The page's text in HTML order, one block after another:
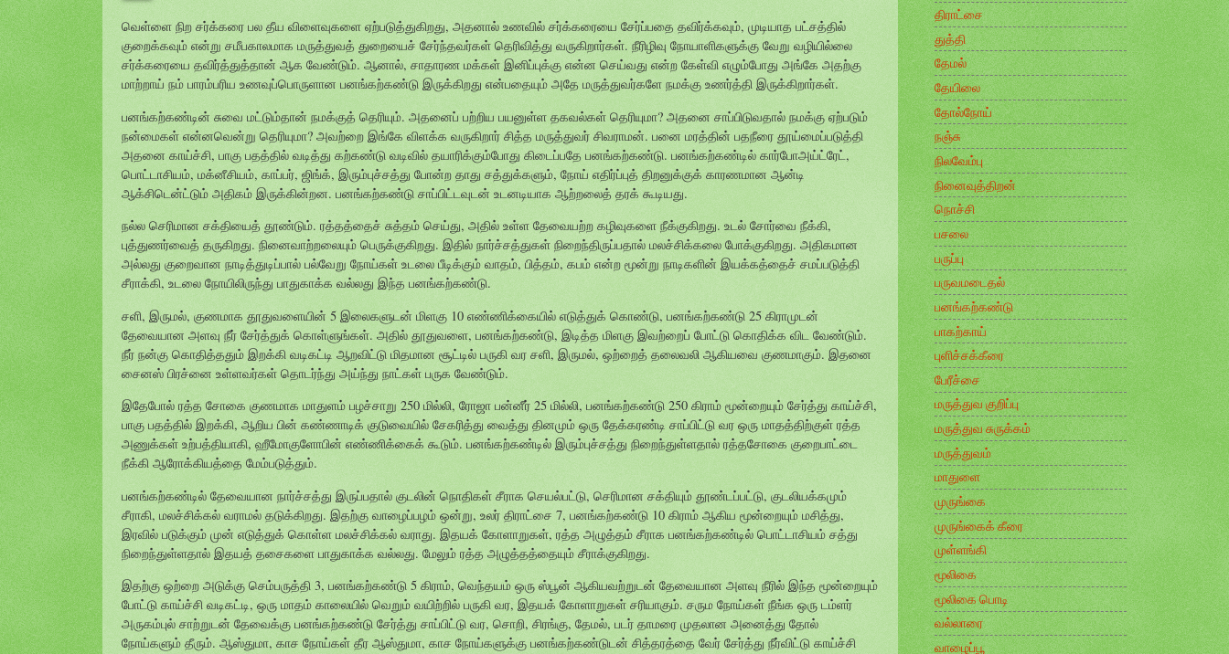
வெள்ளை நிற சர்க்கரை பல தீய விளைவுகளை ஏற்படுத்துகிறது, அதனால் உணவில் சர்க்கரையை சேர்ப்பதை தவிர்க்கவும், முடியாத பட்சத்தில்
குறைக்கவும் என்று சமீபகாலமாக மருத்துவத் துறையைச் சேர்ந்தவர்கள் தெரிவித்து வருகிறார்கள். நீரிழிவு நோயாளிகளுக்கு வேறு வழியில்லை
சர்க்கரையை தவிர்த்துத்தான் ஆக வேண்டும். ஆனால், சாதாரண மக்கள் இனிப்புக்கு என்ன செய்வது என்ற கேள்வி எழும்போது அங்கே அதற்கு
மாற்றாய் நம் பாரம்பரிய உணவுப்பொருளான பனங்கற்கண்டு இருக்கிறது என்பதையும் அதே மருத்துவர்களே நமக்கு உணர்த்தி இருக்கிறார்கள்.
பனங்கற்கண்டின் சுவை மட்டும்தான் நமக்குத் தெரியும். அதனைப் பற்றிய பயனுள்ள தகவல்கள் தெரியுமா? அதனை சாப்பிடுவதால் நமக்கு ஏற்படும்
நன்மைகள் என்னவென்று தெரியுமா? அவற்றை இங்கே விளக்க வருகிறார் சித்த மருத்துவர் சிவராமன். பனை மரத்தின் பதநீரை தூய்மைப்படுத்தி
அதனை காய்ச்சி, பாகு பதத்தில் வடித்து கற்கண்டு வடிவில் தயாரிக்கும்போது கிடைப்பதே பனங்கற்கண்டு. பனங்கற்கண்டில் கார்போஅய்ட்ரேட்,
பொட்டாசியம், மக்னீசியம், காப்பர், ஜிங்க், இரும்புச்சத்து போன்ற தாது சத்துக்களும், நோய் எதிர்ப்புத் திறனுக்குக் காரணமான ஆன்டி
ஆக்சிடென்ட்டும் அதிகம் இருக்கின்றன. பனங்கற்கண்டு சாப்பிட்டவுடன் உடனடியாக ஆற்றலைத் தரக் கூடியது.
நல்ல செரிமான சக்தியைத் தூண்டும். ரத்தத்தைச் சுத்தம் செய்து, அதில் உள்ள தேவையற்ற கழிவுகளை நீக்குகிறது. உடல் சோர்வை நீக்கி,
புத்துணர்வைத் தருகிறது. நினைவாற்றலையும் பெருக்குகிறது. இதில் நார்ச்சத்துகள் நிறைந்திருப்பதால் மலச்சிக்கலை போக்குகிறது. அதிகமான
அல்லது குறைவான நாடித்துடிப்பால் பல்வேறு நோய்கள் உடலை பீடிக்கும் வாதம், பித்தம், கபம் என்ற மூன்று நாடிகளின் இயக்கத்தைச் சமப்படுத்தி
சீராக்கி, உடலை நோயிலிருந்து பாதுகாக்க வல்லது இந்த பனங்கற்கண்டு.
சளி, இருமல், குணமாக தூதுவளையின் 5 இலைகளுடன் மிளகு 10 எண்ணிக்கையில் எடுத்துக் கொண்டு, பனங்கற்கண்டு 25 கிராமுடன்
தேவையான அளவு நீர் சேர்த்துக் கொள்ளுங்கள். அதில் தூதுவளை, பனங்கற்கண்டு, இடித்த மிளகு இவற்றைப் போட்டு கொதிக்க விட வேண்டும்.
நீர் நன்கு கொதித்ததும் இறக்கி வடிகட்டி ஆறவிட்டு மிதமான சூட்டில் பருகி வர சளி, இருமல், ஒற்றைத் தலைவலி ஆகியவை குணமாகும். இதனை
சைனஸ் பிரச்னை உள்ளவர்கள் தொடர்ந்து அய்ந்து நாட்கள் பருக வேண்டும்.
இதேபோல் ரத்த சோகை குணமாக மாதுளம் பழச்சாறு 250 மில்லி, ரோஜா பன்னீர் 25 மில்லி, பனங்கற்கண்டு 250 கிராம் மூன்றையும் சேர்த்து காய்ச்சி,
பாகு பதத்தில் இறக்கி, ஆறிய பின் கண்ணாடிக் குடுவையில் சேகரித்து வைத்து தினமும் ஒரு தேக்கரண்டி சாப்பிட்டு வர ஒரு மாதத்திற்குள் ரத்த
அணுக்கள் உற்பத்தியாகி, ஹீமோகுளோபின் எண்ணிக்கைக் கூடும். பனங்கற்கண்டில் இரும்புச்சத்து நிறைந்துள்ளதால் ரத்தசோகை குறைபாட்டை
நீக்கி ஆரோக்கியத்தை மேம்படுத்தும்.
பனங்கற்கண்டில் தேவையான நார்ச்சத்து இருப்பதால் குடலின் நொதிகள் சீராக செயல்பட்டு, செரிமான சக்தியும் தூண்டப்பட்டு, குடலியக்கமும்
சீராகி, மலச்சிக்கல் வராமல் தடுக்கிறது. இதற்கு வாழைப்பழம் ஒன்று, உலர் திராட்சை 7, பனங்கற்கண்டு 10 கிராம் ஆகிய மூன்றையும் மசித்து,
இரவில் படுக்கும் முன் எடுத்துக் கொள்ள மலச்சிக்கல் வராது. இதயக் கோளாறுகள், ரத்த அழுத்தம் சீராக பனங்கற்கண்டில் பொட்டாசியம் சத்து
நிறைந்துள்ளதால் இதயத் தசைகளை பாதுகாக்க வல்லது. மேலும் ரத்த அழுத்தத்தையும் சீராக்குகிறது.
இதற்கு ஒற்றை அடுக்கு செம்பருத்தி 3, பனங்கற்கண்டு 5 கிராம், வெந்தயம் ஒரு ஸ்பூன் ஆகியவற்றுடன் தேவையான அளவு நீரில் இந்த மூன்றையும்
போட்டு காய்ச்சி வடிகட்டி, ஒரு மாதம் காலையில் வெறும் வயிற்றில் பருகி வர, இதயக் கோளாறுகள் சரியாகும். சரும நோய்கள் நீங்க ஒரு டம்ளர்
அருகம்புல் சாற்றுடன் தேவைக்கு பனங்கற்கண்டு சேர்த்து சாப்பிட்டு வர, சொறி, சிரங்கு, தேமல், படர் தாமரை முதலான அனைத்து தோல்
நோய்களும் தீரும். ஆஸ்துமா, காச நோய்கள் தீர ஆஸ்துமா, காச நோய்களுக்கு பனங்கற்கண்டுடன் சித்தரத்தை வேர் சேர்த்து நீர்விட்டு காய்ச்சி
திராட்சை
துத்தி
தேமல்
தேயிலை
தோல்நோய்
நஞ்சு
நிலவேம்பு
நினைவுத்திறன்
நொச்சி
பசலை
பருப்பு
பருவமடைதல்
பனங்கற்கண்டு
பாகற்காய்
புளிச்சக்கீரை
பேரீச்சை
மருத்துவ குறிப்பு
மருத்துவ சுருக்கம்
மருத்துவம்
மாதுளை
முருங்கை
முருங்கைக் கீரை
முள்ளங்கி
மூலிகை
மூலிகை பொடி
வல்லாரை
வாழைப்பூ